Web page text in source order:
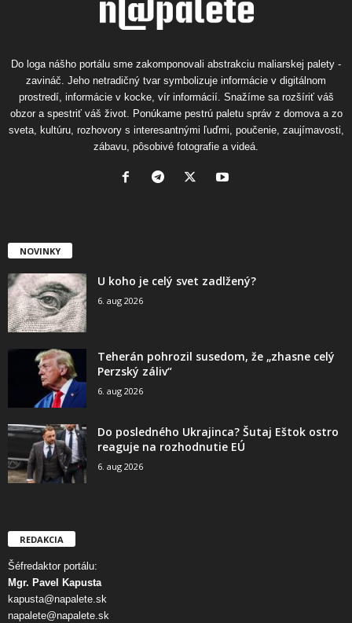
Do loga nášho portálu sme zakomponovali abstrakciu maliarskej palety -
zavináč. Jeho netradičný tvar symbolizuje informácie v digitálnom
prostredí, informácie v kocke, vír informácií. Snažíme sa rozšíriť váš
obzor a spestriť váš život. Ponúkame pestrú paletu správ z domova a zo
sveta, kultúru, rozhovory s interesantnými ľuďmi, poučenie, zaujímavosti,
zábavu, pôsobivé fotografie a videá.
NOVINKY
U koho je celý svet zadlžený?
6. aug 2026
Teherán pohrozil susedom, že „zhasne celý
Perzský záliv“
6. aug 2026
Do posledného Ukrajinca? Šutaj Eštok ostro
reaguje na rozhodnutie EÚ
6. aug 2026
REDAKCIA
Šéfredaktor portálu:
Mgr. Pavel Kapusta
kapusta@napalete.sk
napalete@napalete.sk